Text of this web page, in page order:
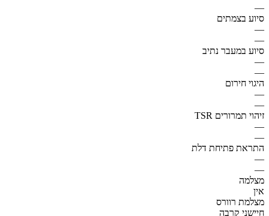
—
סיוע בצמתים
—
—
סיוע במעבר נתיב
—
—
היגוי חירום
—
—
זיהוי תמרורים TSR
—
—
התראת פתיחת דלת
—
—
מצלמה
אין
מצלמת רוורס
חיישני קרבה